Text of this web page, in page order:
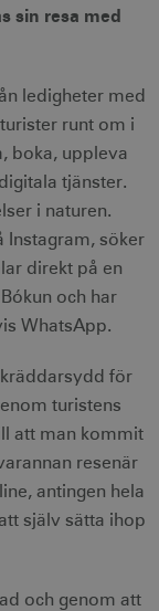
sin resa med
ledigheter med
runt om i
boka, uppleva
tjänster.
i naturen.
Instagram, söker
direkt på en
och har
WhatsApp.
för
turistens
att man kommit
resenär
antingen hela
själv sätta ihop
och genom att